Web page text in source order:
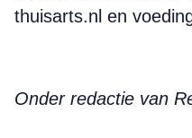
thuisarts.nl en
Onder redactie van